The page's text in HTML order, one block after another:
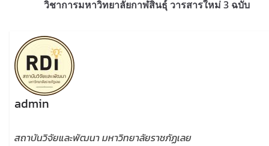
วิชาการมหาวิทยาลัยกาฬสินธุ์ วารสารใหม่ 3 ฉบับ
admin
สถาบันวิจัยและพัฒนา มหาวิทยาลัยราชภัฏเลย